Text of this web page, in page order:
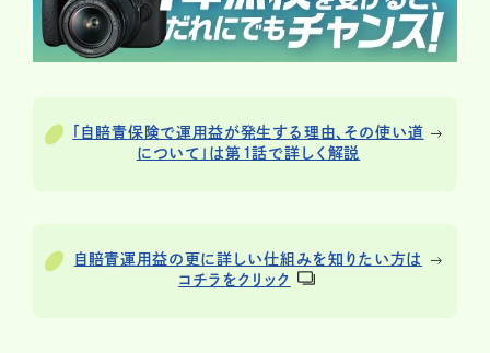
「自賠責保険で運用益が発生する理由、その使い道
について」は第１話で詳しく解説
自賠責運用益の更に詳しい仕組みを知りたい方は
コチラをクリック